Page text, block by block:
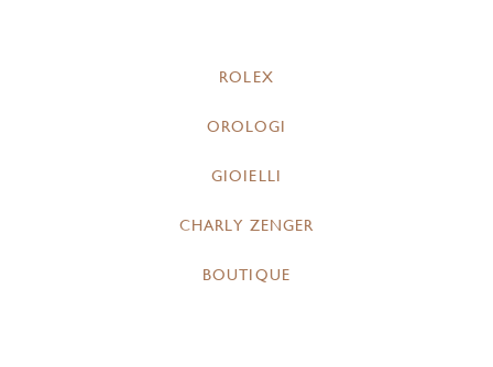
ROLEX
OROLOGI
GIOIELLI
CHARLY ZENGER
BOUTIQUE